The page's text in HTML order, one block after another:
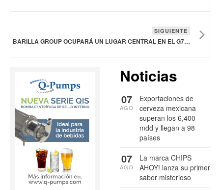
SIGUIENTE
BARILLA GROUP OCUPARÁ UN LUGAR CENTRAL EN EL G7 Y CELEBRARÁ LA CULTURA GASTRONÓMICA ITALIANA
Noticias
Exportaciones de
cerveza mexicana
superan los 6,400
mdd y llegan a 98
países
07
AGO
La marca CHIPS
AHOY! lanza su primer
sabor misterioso
07
AGO